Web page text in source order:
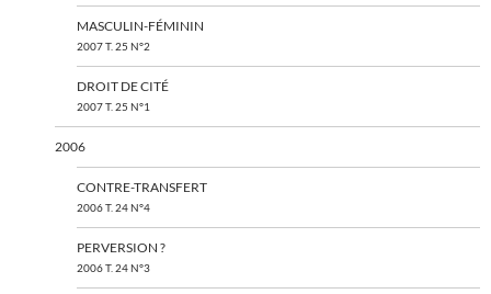
MASCULIN-FÉMININ
2007 T. 25 N°2
DROIT DE CITÉ
2007 T. 25 N°1
2006
CONTRE-TRANSFERT
2006 T. 24 N°4
PERVERSION ?
2006 T. 24 N°3